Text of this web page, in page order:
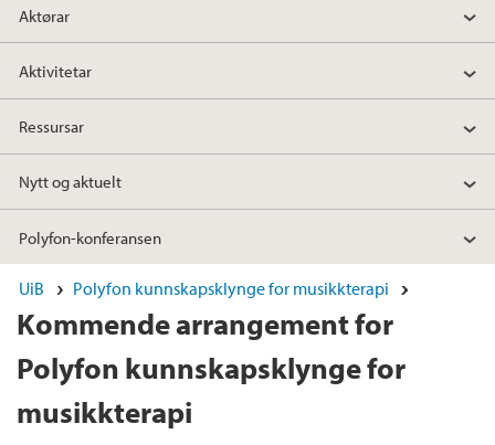
Aktørar
Aktivitetar
Ressursar
Nytt og aktuelt
Polyfon-konferansen
UiB Polyfon kunnskapsklynge for musikkterapi
Kommende arrangement for
Polyfon kunnskapsklynge for
musikkterapi